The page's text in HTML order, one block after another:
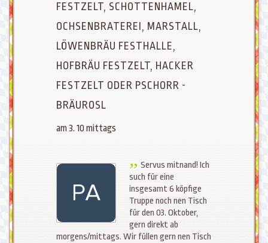
FESTZELT, SCHOTTENHAMEL,
OCHSENBRATEREI, MARSTALL,
LÖWENBRÄU FESTHALLE,
HOFBRÄU FESTZELT, HACKER
FESTZELT ODER PSCHORR -
BRÄUROSL
am 3. 10 mittags
Servus mitnand! Ich
such für eine
insgesamt 6 köpfige
Truppe noch nen Tisch
für den 03. Oktober,
gern direkt ab
morgens/mittags. Wir füllen gern nen Tisch